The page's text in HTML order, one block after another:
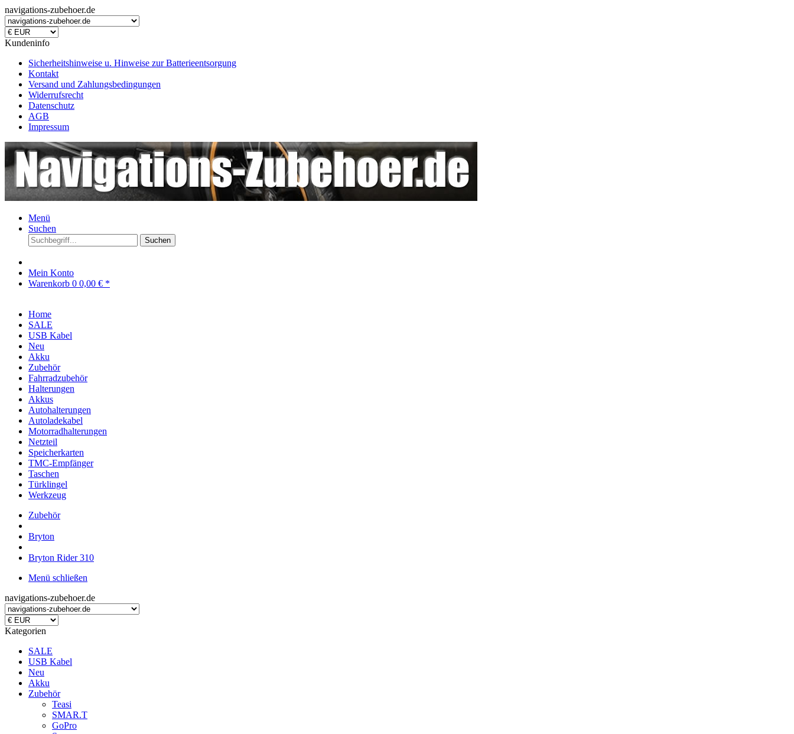
navigations-zubehoer.de
Kundeninfo
Sicherheitshinweise u. Hinweise zur Batterieentsorgung
Kontakt
Versand und Zahlungsbedingungen
Widerrufsrecht
Datenschutz
AGB
Impressum
Menü
Suchen
Suchen
Mein Konto
Warenkorb 0 0,00 € *
Home
SALE
USB Kabel
Neu
Akku
Zubehör
Fahrradzubehör
Halterungen
Akkus
Autohalterungen
Autoladekabel
Motorradhalterungen
Netzteil
Speicherkarten
TMC-Empfänger
Taschen
Türklingel
Werkzeug
Zubehör
Bryton
Bryton Rider 310
Menü schließen
navigations-zubehoer.de
Kategorien
SALE
USB Kabel
Neu
Akku
Zubehör
Teasi
SMAR.T
GoPro